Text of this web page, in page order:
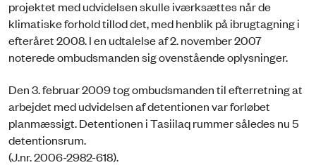
projektet med udvidelsen skulle iværksættes når de
klimatiske forhold tillod det, med henblik på ibrugtagning i
efteråret 2008. I en udtalelse af 2. november 2007
noterede ombudsmanden sig ovenstående oplysninger.
Den 3. februar 2009 tog ombudsmanden til efterretning at
arbejdet med udvidelsen af detentionen var forløbet
planmæssigt. Detentionen i Tasiilaq rummer således nu 5
detentionsrum.
(J.nr. 2006-2982-618).